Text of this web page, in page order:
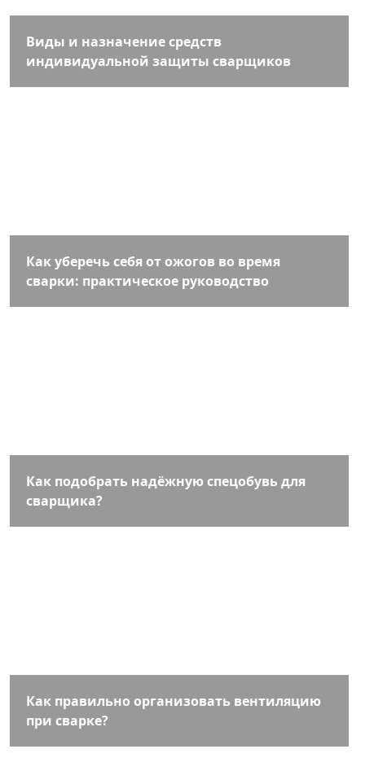
Виды и назначение средств
индивидуальной защиты сварщиков
Как уберечь себя от ожогов во время
сварки: практическое руководство
Как подобрать надёжную спецобувь для
сварщика?
Как правильно организовать вентиляцию
при сварке?